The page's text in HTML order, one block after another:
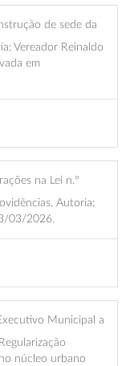
de sede da
Vereador Reinaldo
em
na Lei n.º
Autoria:
03/2026.
Municipal a
núcleo urbano